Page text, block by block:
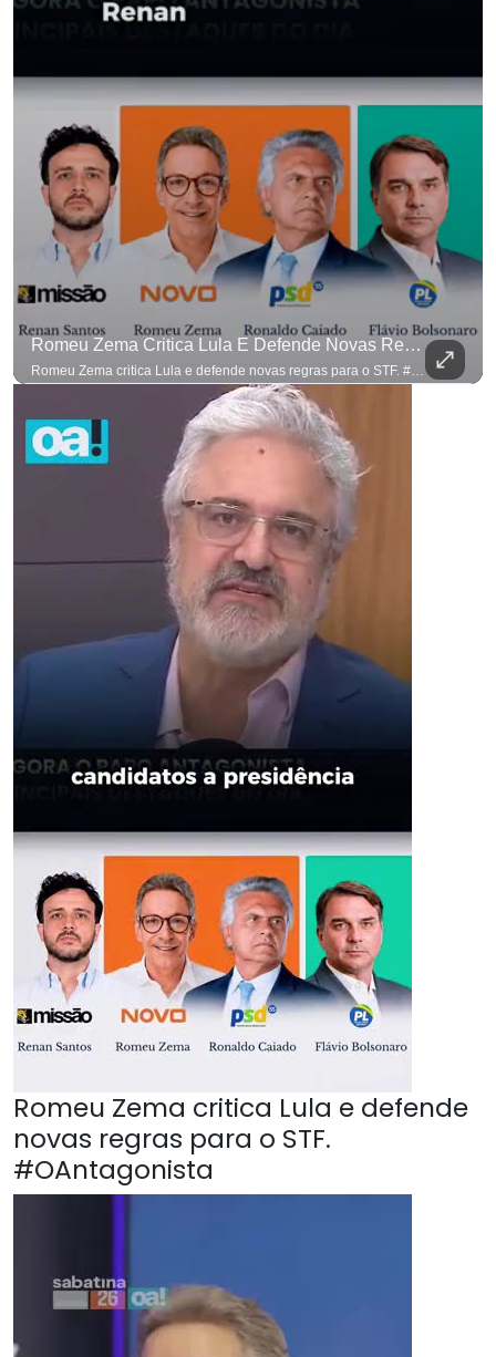
Romeu Zema Critica Lula E Defende Novas Regras Para O STF. #OAntagonista
Romeu Zema critica Lula e defende
novas regras para o STF.
#OAntagonista